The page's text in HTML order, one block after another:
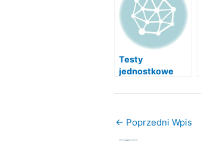
Testy
jednostkowe
driven
← Poprzedni Wpis